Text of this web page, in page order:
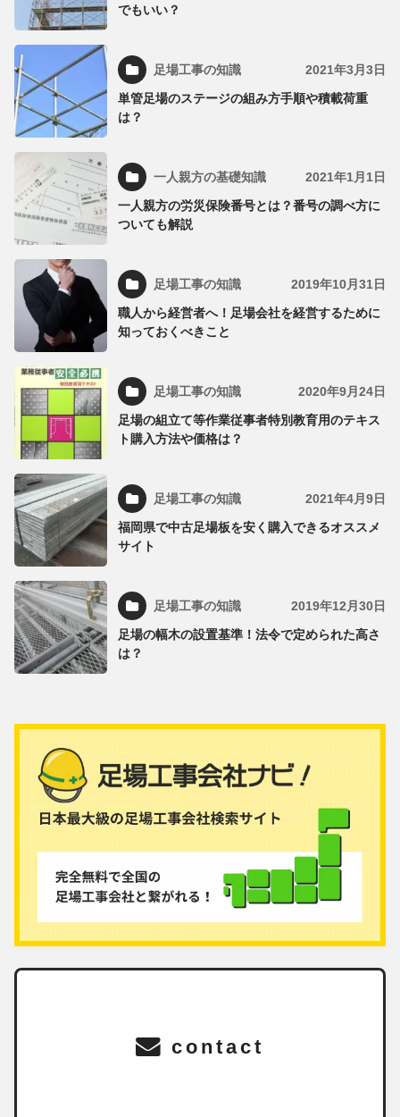
でもいい？
足場工事の知識 2021年3月3日
単管足場のステージの組み方手順や積載荷重
は？
一人親方の基礎知識 2021年1月1日
一人親方の労災保険番号とは？番号の調べ方に
ついても解説
足場工事の知識 2019年10月31日
職人から経営者へ！足場会社を経営するために
知っておくべきこと
足場工事の知識 2020年9月24日
足場の組立て等作業従事者特別教育用のテキス
ト購入方法や価格は？
足場工事の知識 2021年4月9日
福岡県で中古足場板を安く購入できるオススメ
サイト
足場工事の知識 2019年12月30日
足場の幅木の設置基準！法令で定められた高さ
は？
contact